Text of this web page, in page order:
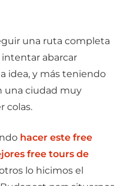
una ruta completa
intentar abarcar
idea, y más teniendo
una ciudad muy
colas.
hacer este free
free tours de
lo hicimos el